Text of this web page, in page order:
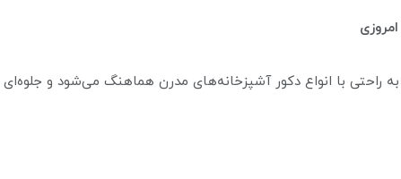
راحتی با انواع دکور آشپزخانه‌های مدرن هماهنگ می‌شود و جلوه‌ای